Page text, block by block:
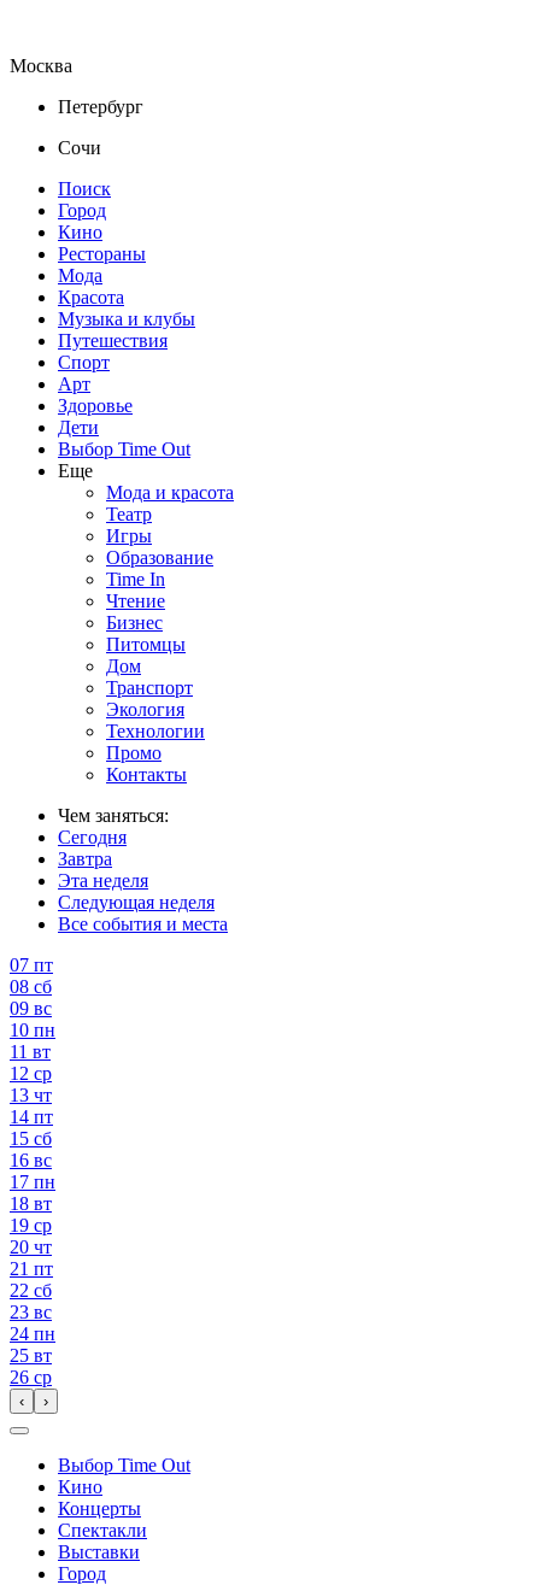
Москва
Петербург
Сочи
Поиск
Город
Кино
Рестораны
Мода
Красота
Музыка и клубы
Путешествия
Спорт
Арт
Здоровье
Дети
Выбор Time Out
Еще
Мода и красота
Театр
Игры
Образование
Time In
Чтение
Бизнес
Питомцы
Дом
Транспорт
Экология
Технологии
Промо
Контакты
Чем заняться:
Сегодня
Завтра
Эта неделя
Следующая неделя
Все события и места
07 пт
08 сб
09 вс
10 пн
11 вт
12 ср
13 чт
14 пт
15 сб
16 вс
17 пн
18 вт
19 ср
20 чт
21 пт
22 сб
23 вс
24 пн
25 вт
26 ср
‹ ›
Выбор Time Out
Кино
Концерты
Спектакли
Выставки
Город